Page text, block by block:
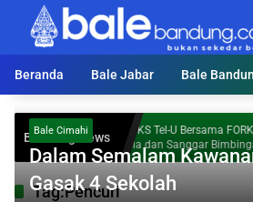
Langsung
konten
Beranda
Bale Jabar Bale
Breaking NewsDosen FKS Tel-U Bersama
Malaysia dan Sanggar Bimbingan
Perkuat Kolaborasi Internasional
Pengabdian kepada Masyarakat
Tag:Pencuri
Bale Cimahi
Dalam Semalam
Gasak 4 Sekolah